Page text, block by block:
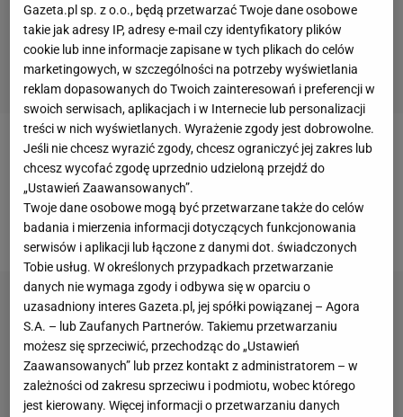
W trakcie meczu z Argentyną Medel stracił piłkę na
rzecz Gonzalo Higuaina, a gdy próbował ratować
sytuację wpadł na słupek, cała sytuacja wyglądała
bardzo groźnie.
Gazeta.pl sp. z o.o., będą przetwarzać Twoje dane osobowe
takie jak adresy IP, adresy e-mail czy identyfikatory plików
cookie lub inne informacje zapisane w tych plikach do celów
marketingowych, w szczególności na potrzeby wyświetlania
reklam dopasowanych do Twoich zainteresowań i preferencji w
swoich serwisach, aplikacjach i w Internecie lub personalizacji
treści w nich wyświetlanych. Wyrażenie zgody jest dobrowolne.
Jeśli nie chcesz wyrazić zgody, chcesz ograniczyć jej zakres lub
chcesz wycofać zgodę uprzednio udzieloną przejdź do
„Ustawień Zaawansowanych”.
Twoje dane osobowe mogą być przetwarzane także do celów
badania i mierzenia informacji dotyczących funkcjonowania
serwisów i aplikacji lub łączone z danymi dot. świadczonych
Tobie usług. W określonych przypadkach przetwarzanie
danych nie wymaga zgody i odbywa się w oparciu o
uzasadniony interes Gazeta.pl, jej spółki powiązanej – Agora
S.A. – lub Zaufanych Partnerów. Takiemu przetwarzaniu
możesz się sprzeciwić, przechodząc do „Ustawień
Zaawansowanych” lub przez kontakt z administratorem – w
zależności od zakresu sprzeciwu i podmiotu, wobec którego
jest kierowany. Więcej informacji o przetwarzaniu danych